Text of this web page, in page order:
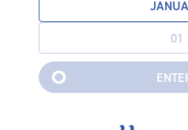
ENTE
ENTE
お酒は20歳になってから。飲酒運転
妊娠中や授乳期の飲酒は胎児・乳
れがあります。お酒は楽しくほどほど
AB Inbev Japan GK ©2024